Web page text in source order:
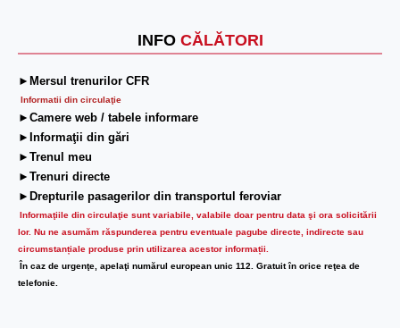
INFO CĂLĂTORI
►Mersul trenurilor CFR
Informatii din circulaţie
►Camere web / tabele informare
►Informaţii din gări
►Trenul meu
►Trenuri directe
►Drepturile pasagerilor din transportul feroviar
Informaţiile din circulaţie sunt variabile, valabile doar pentru data şi ora solicitării
lor. Nu ne asumăm răspunderea pentru eventuale pagube directe, indirecte sau
circumstanțiale produse prin utilizarea acestor informații.
În caz de urgenţe, apelaţi numărul european unic 112. Gratuit în orice reţea de
telefonie.